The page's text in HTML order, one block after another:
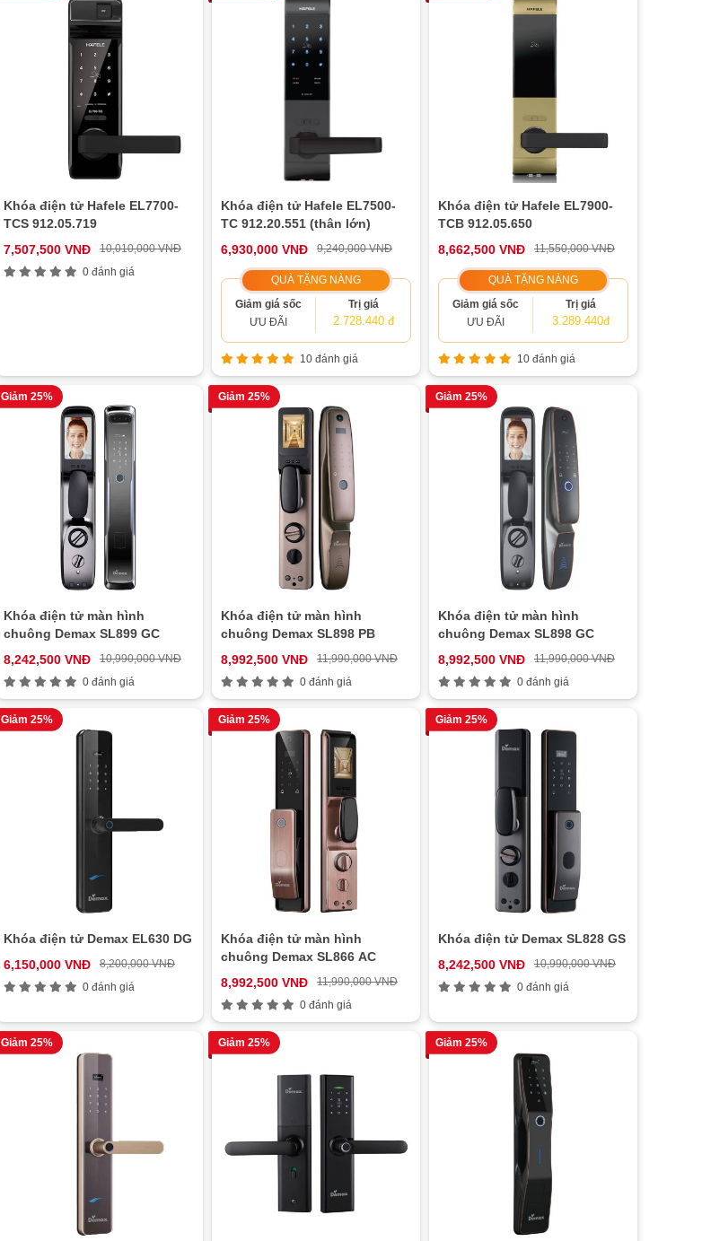
Khóa điện tử Hafele EL7700-
TCS 912.05.719
7,507,500 VNĐ
10,010,000 VNĐ
0 đánh giá
Khóa điện tử Hafele EL7500-
TC 912.20.551 (thân lớn)
6,930,000 VNĐ
9,240,000 VNĐ
QUÀ TẶNG NÀNG
Giảm giá sốc
ƯU ĐÃI
Trị giá
2.728.440 đ
10 đánh giá
Khóa điện tử Hafele EL7900-
TCB 912.05.650
8,662,500 VNĐ
11,550,000 VNĐ
QUÀ TẶNG NÀNG
Giảm giá sốc
ƯU ĐÃI
Trị giá
3.289.440đ
10 đánh giá
Giảm 25%
Khóa điện tử màn hình
chuông Demax SL899 GC
8,242,500 VNĐ
10,990,000 VNĐ
0 đánh giá
Giảm 25%
Khóa điện tử màn hình
chuông Demax SL898 PB
8,992,500 VNĐ
11,990,000 VNĐ
0 đánh giá
Giảm 25%
Khóa điện tử màn hình
chuông Demax SL898 GC
8,992,500 VNĐ
11,990,000 VNĐ
0 đánh giá
Giảm 25%
Khóa điện tử Demax EL630 DG
6,150,000 VNĐ
8,200,000 VNĐ
0 đánh giá
Giảm 25%
Khóa điện tử màn hình
chuông Demax SL866 AC
8,992,500 VNĐ
11,990,000 VNĐ
0 đánh giá
Giảm 25%
Khóa điện tử Demax SL828 GS
8,242,500 VNĐ
10,990,000 VNĐ
0 đánh giá
Giảm 25% Giảm 25% Giảm 25%